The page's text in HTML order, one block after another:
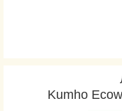
Kumho